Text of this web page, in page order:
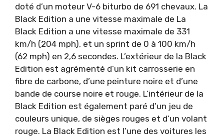
doté d’un moteur V-6 biturbo de 691 chevaux. La
Black Edition a une vitesse maximale de La
Black Edition a une vitesse maximale de 331
km/h (204 mph), et un sprint de 0 à 100 km/h
(62 mph) en 2,6 secondes. L’extérieur de la Black
Edition est agrémenté d’un kit carrosserie en
fibre de carbone, d’une peinture noire et d’une
bande de course noire et rouge. L’intérieur de la
Black Edition est également paré d’un jeu de
couleurs unique, de sièges rouges et d’un volant
rouge. La Black Edition est l’une des voitures les